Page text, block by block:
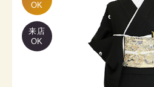
OK
来店
OK